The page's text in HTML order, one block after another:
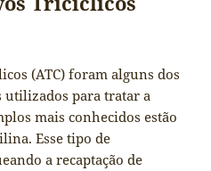
(ATC) foram alguns dos
para tratar a
mais conhecidos estão
Esse tipo de
a recaptação de